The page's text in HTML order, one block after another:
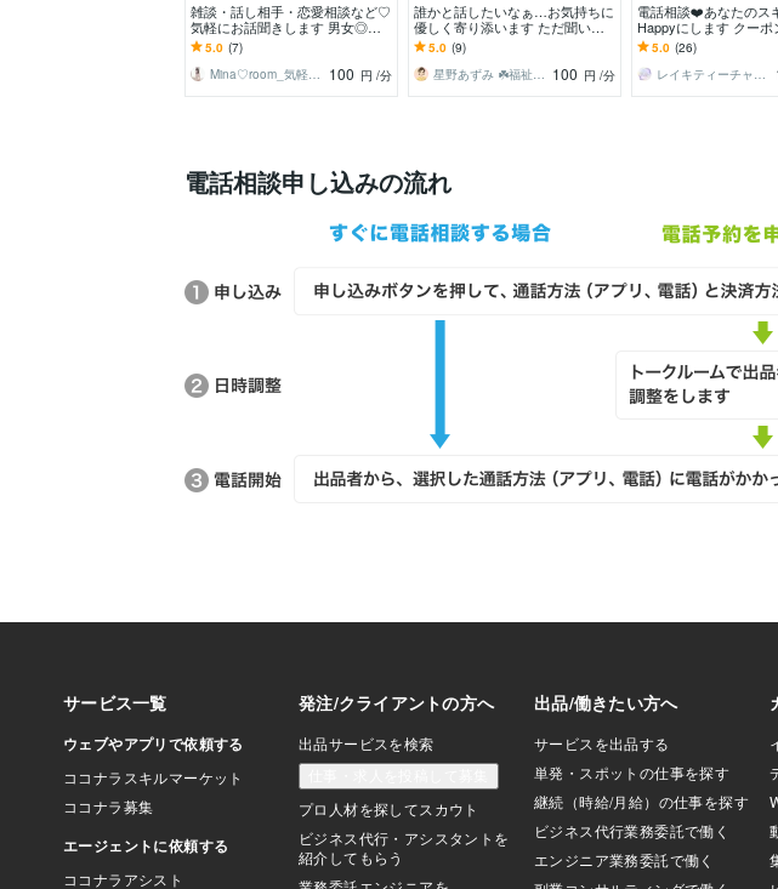
雑談・話し相手・恋愛相談など♡
気軽にお話聞きします 男女◎雑
談・恋愛・お悩みなど☘️気を遣わ
ず話せる場所です✨
5.0 (7)
Mina♡room_気軽に話せる場所
100 円 /分
誰かと話したいなぁ…お気持ちに
優しく寄り添います ただ聞いて
ほしい/雑談/愚痴/育児/仕事/人間
関係/相談も
5.0 (9)
星野あずみ ☘️福祉の整理と伴走相談 100 円 /分
電話相談❤️あなたのス
Happyにします クーポ
しの方OK！短い時間で
いただけます❣️
5.0 (26)
レイキティーチャー Maya
電話相談申し込みの流れ